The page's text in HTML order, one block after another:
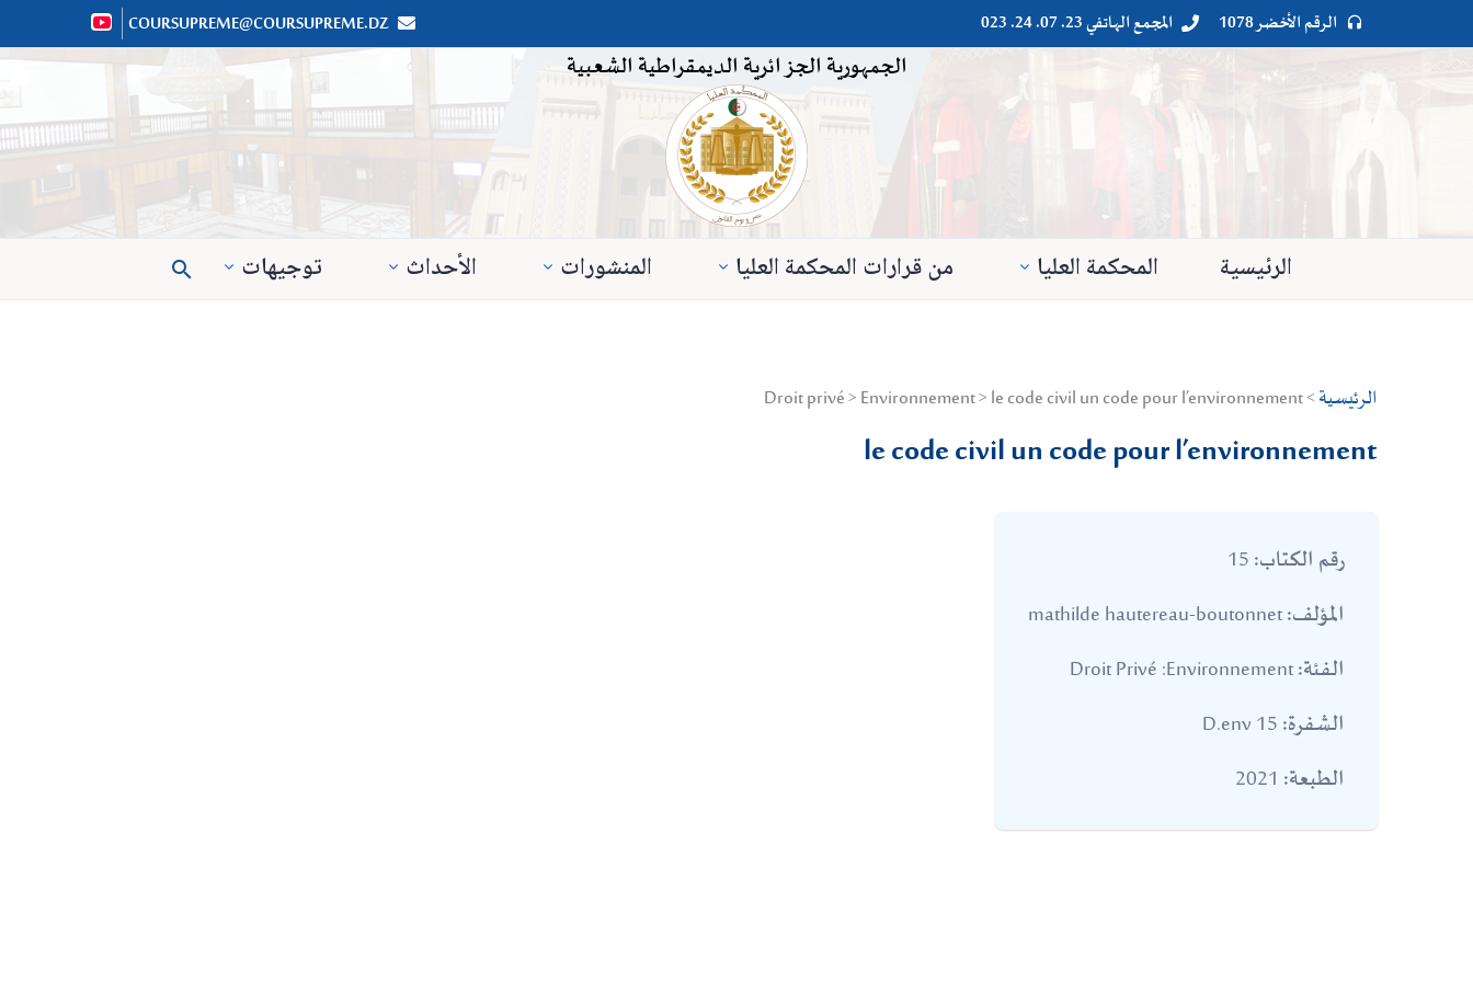

 الرقم الأخضر 1078 
 المجمع الهاتفي 23. 07. 24. 023 

COURSUPREME@COURSUPREME.DZ
الجمهورية الجزائرية الديمقراطية الشعبية
الرئيسية المحكمة العليا من قرارات المحكمة العليا المنشورات الأحداث توجيهات 
الرئيسية> Droit privé > Environnement > le code civil un code pour l’environnement
le code civil un code pour l’environnement
رقم الكتاب:
المؤلف:
الفئة:
الشفرة:
الطبعة: